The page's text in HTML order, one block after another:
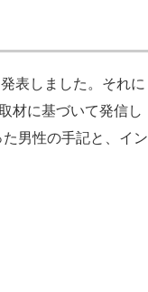
表しました。それに
材に基づいて発信し
男性の手記と、イン